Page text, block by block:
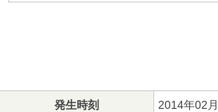
発生時刻 2014年02